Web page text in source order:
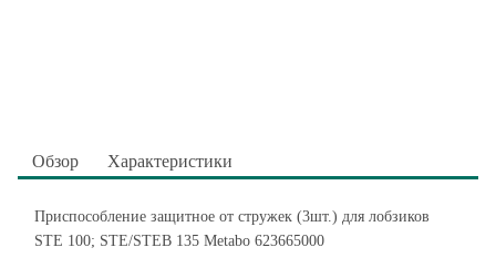
Обзор Характеристики
Приспособление защитное от стружек (3шт.) для лобзиков
STE 100; STE/STEB 135 Metabo 623665000